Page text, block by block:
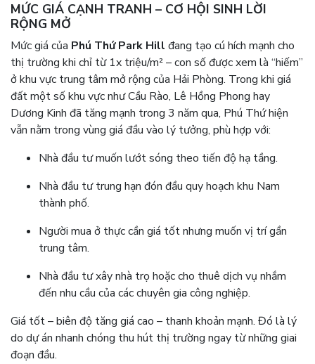
MỨC GIÁ CẠNH TRANH – CƠ HỘI SINH LỜI
RỘNG MỞ
Mức giá của Phú Thứ Park Hill đang tạo cú hích mạnh cho
thị trường khi chỉ từ 1x triệu/m² – con số được xem là “hiếm”
ở khu vực trung tâm mở rộng của Hải Phòng. Trong khi giá
đất một số khu vực như Cầu Rào, Lê Hồng Phong hay
Dương Kinh đã tăng mạnh trong 3 năm qua, Phú Thứ hiện
vẫn nằm trong vùng giá đầu vào lý tưởng, phù hợp với:
Nhà đầu tư muốn lướt sóng theo tiến độ hạ tầng.
Nhà đầu tư trung hạn đón đầu quy hoạch khu Nam
thành phố.
Người mua ở thực cần giá tốt nhưng muốn vị trí gần
trung tâm.
Nhà đầu tư xây nhà trọ hoặc cho thuê dịch vụ nhắm
đến nhu cầu của các chuyên gia công nghiệp.
Giá tốt – biên độ tăng giá cao – thanh khoản mạnh. Đó là lý
do dự án nhanh chóng thu hút thị trường ngay từ những giai
đoạn đầu.